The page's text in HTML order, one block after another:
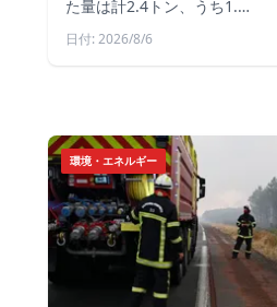
た量は計2.4トン、うち1.…
日付: 2026/8/6
環境・エネルギー